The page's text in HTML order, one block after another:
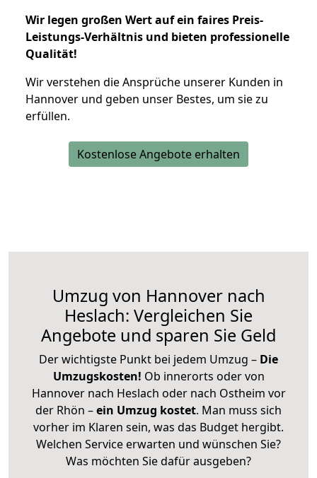
Wir legen großen Wert auf ein faires Preis-
Leistungs-Verhältnis und bieten professionelle
Qualität!
Wir verstehen die Ansprüche unserer Kunden in
Hannover und geben unser Bestes, um sie zu
erfüllen.
Kostenlose Angebote erhalten
Umzug von Hannover nach
Heslach: Vergleichen Sie
Angebote und sparen Sie Geld
Der wichtigste Punkt bei jedem Umzug – Die
Umzugskosten! Ob innerorts oder von
Hannover nach Heslach oder nach Ostheim vor
der Rhön –ein Umzug kostet. Man muss sich
vorher im Klaren sein, was das Budget hergibt.
Welchen Service erwarten und wünschen Sie?
Was möchten Sie dafür ausgeben?